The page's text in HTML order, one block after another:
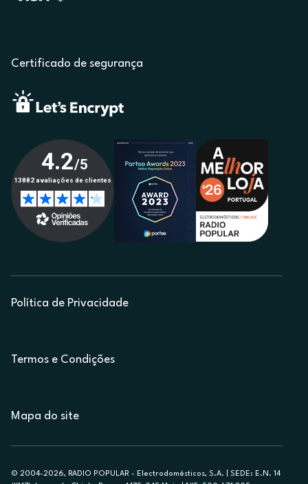
Certificado de segurança
Política de Privacidade
Termos e Condições
Mapa do site
© 2004-2026, RADIO POPULAR - Electrodomésticos, S.A. | SEDE: E.N. 14